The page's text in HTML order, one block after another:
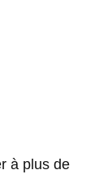
à plus de